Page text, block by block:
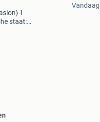
1
staat:
Vandaag